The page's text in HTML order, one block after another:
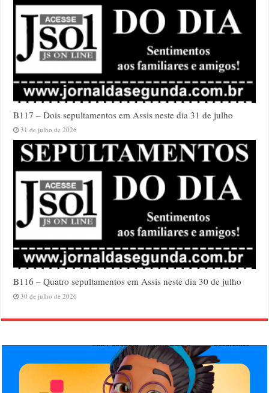
B117 – Dois sepultamentos em Assis neste dia 31 de julho
31 de julho de 2026
B116 – Quatro sepultamentos em Assis neste dia 30 de julho
30 de julho de 2026